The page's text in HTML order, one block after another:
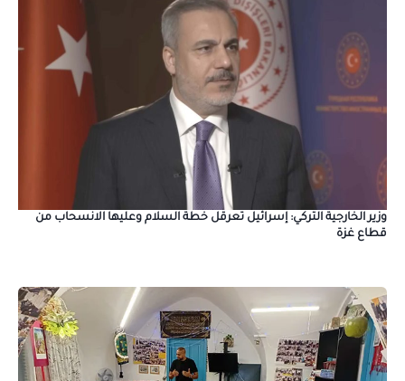
وزير الخارجية التركي: إسرائيل تعرقل خطة السلام وعليها الانسحاب من
قطاع غزة